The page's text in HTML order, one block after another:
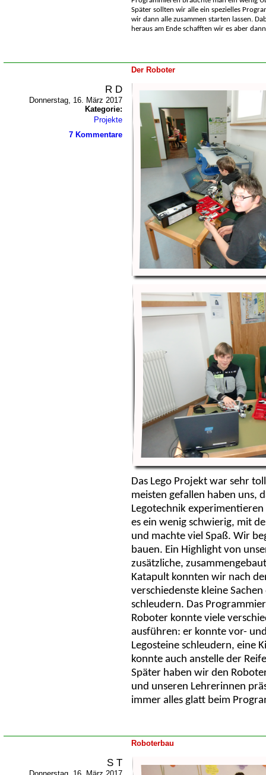
Später sollten wir alle ein spezielles
wir dann alle zusammen starten lassen.
heraus am Ende schafften wir es aber
Der Roboter
R D
Donnerstag, 16. März 2017
Kategorie:
Projekte
7 Kommentare
Das Lego Projekt war sehr
meisten gefallen haben uns,
Legotechnik
es ein wenig schwierig, mit
und machte viel Spaß. Wir
bauen. Ein Highlight von
zusätzliche,
Katapult konnten wir nach
verschiedenste kleine
schleudern. Das
Roboter konnte viele
ausführen: er konnte vor-
Legosteine schleudern, eine
konnte auch anstelle der
Später haben wir den
und unseren Lehrerinnen
immer alles glatt beim
Roboterbau
S T